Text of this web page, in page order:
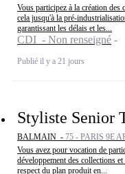
Vous participez à la création des
cela jusqu'à la pré-
garantissant les délais et les...
CDI - Non renseigné
Publié il y a 21 jours
Styliste Senior
BALMAIN - 75 - PARIS 9E
Vous avez pour vocation de
développement des collections
respect du plan produit en...